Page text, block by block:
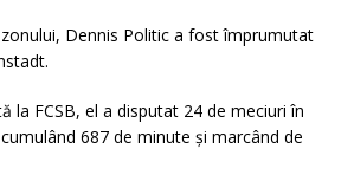
Dennis Politic a fost împrumutat
la FCSB, el a disputat 24 de meciuri în
687 de minute și marcând de